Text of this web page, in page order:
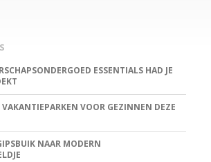
ESSENTIALS HAD JE
VOOR GEZINNEN DEZE
NAAR MODERN